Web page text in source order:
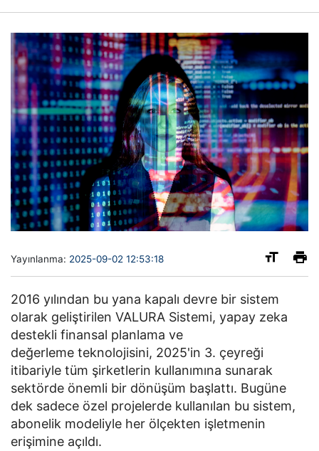
Yayınlanma: 2025-09-02 12:53:18
2016 yılından bu yana kapalı devre bir sistem
olarak geliştirilen VALURA Sistemi, yapay zeka
destekli finansal planlama ve
değerleme teknolojisini, 2025'in 3. çeyreği
itibariyle tüm şirketlerin kullanımına sunarak
sektörde önemli bir dönüşüm başlattı. Bugüne
dek sadece özel projelerde kullanılan bu sistem,
abonelik modeliyle her ölçekten işletmenin
erişimine açıldı.